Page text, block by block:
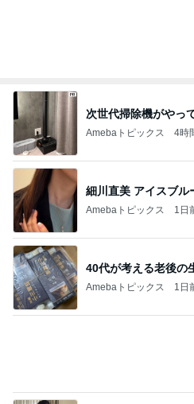
次世代掃除機がやっ
Amebaトピックス 4時
細川直美 アイスブル
Amebaトピックス 1日
40代が考える老後の
Amebaトピックス 1日